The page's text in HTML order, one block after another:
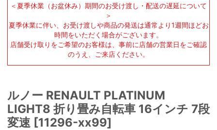
＜夏季休業（お盆休み）期間のお受け渡し・配送の遅延について
＞
夏季休業に伴い、お受け渡しや商品の発送は通常より1週間ほどお
時間をいただく場合がございます。
店舗受け取りをご希望のお客様は、事前に店舗の営業日をご確認
のうえ、ご来店ください。
ルノー RENAULT PLATINUM
LIGHT8 折り畳み自転車 16インチ 7段
変速 [11296-xx99]